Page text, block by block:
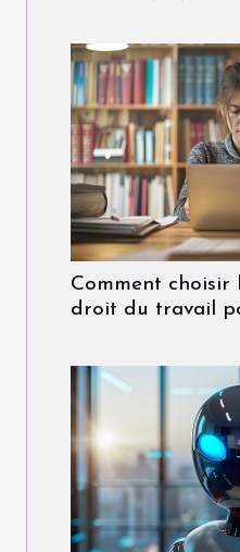
Comment choisir
droit du travail